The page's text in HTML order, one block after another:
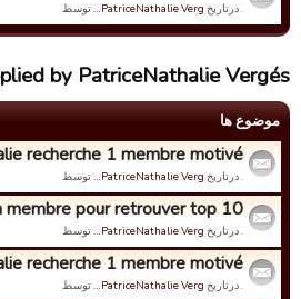
. درتاریخ PatriceNathalie Verg… توسط
by PatriceNathalie Vergés
موضوع ها
recherche 1 membre motivé
. درتاریخ PatriceNathalie Verg… توسط
membre pour retrouver top 10
. درتاریخ PatriceNathalie Verg… توسط
recherche 1 membre motivé
. درتاریخ PatriceNathalie Verg… توسط